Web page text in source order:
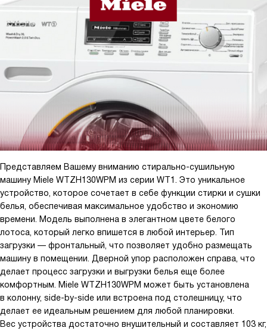
Представляем Вашему вниманию стирально-сушильную
машину Miele WTZH130WPM из серии WT1. Это уникальное
устройство, которое сочетает в себе функции стирки и сушки
белья, обеспечивая максимальное удобство и экономию
времени. Модель выполнена в элегантном цвете белого
лотоса, который легко впишется в любой интерьер. Тип
загрузки — фронтальный, что позволяет удобно размещать
машину в помещении. Дверной упор расположен справа, что
делает процесс загрузки и выгрузки белья еще более
комфортным. Miele WTZH130WPM может быть установлена
в колонну, side-by-side или встроена под столешницу, что
делает ее идеальным решением для любой планировки.
Вес устройства достаточно внушительный и составляет 103 кг,